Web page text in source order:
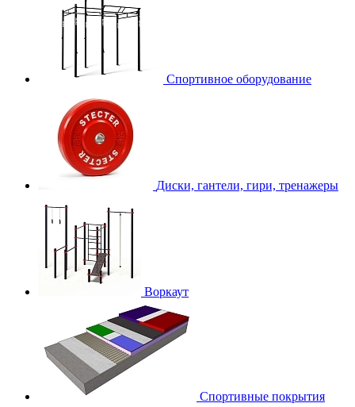
Спортивное оборудование
Диски, гантели, гири, тренажеры
Воркаут
Спортивные покрытия